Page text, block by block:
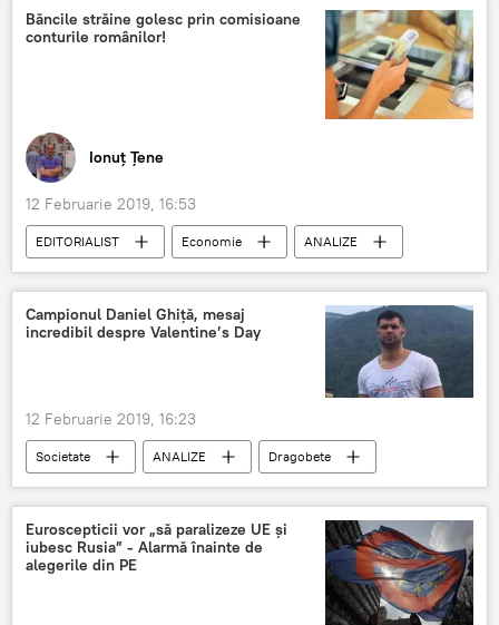
Băncile străine golesc prin comisioane
conturile românilor!
Ionuț Țene
12 Februarie 2019, 16:53
EDITORIALIST Economie ANALIZE
Campionul Daniel Ghiță, mesaj
incredibil despre Valentine’s Day
12 Februarie 2019, 16:23
Societate ANALIZE
Dragobete
Daniel Ghiță
Euroscepticii vor „să paralizeze UE și
iubesc Rusia” - Alarmă înainte de
alegerile din PE